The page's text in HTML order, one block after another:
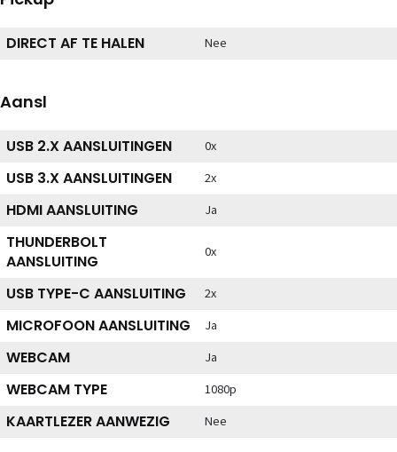
DIRECT AF TE HALEN Nee
Aansl
USB 2.X AANSLUITINGEN 0x
USB 3.X AANSLUITINGEN 2x
HDMI AANSLUITING Ja
THUNDERBOLT
AANSLUITING
0x
USB TYPE-C AANSLUITING 2x
MICROFOON AANSLUITING Ja
WEBCAM Ja
WEBCAM TYPE 1080p
KAARTLEZER AANWEZIG Nee